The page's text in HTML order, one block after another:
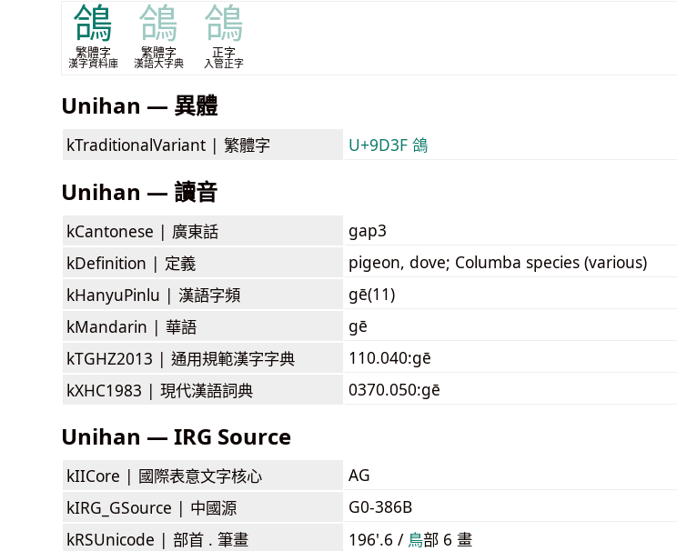
鴿
繁體字
漢字資料庫
鴿
繁體字
漢語大字典
鴿
正字
入管正字
Unihan — 異體
kTraditionalVariant | 繁體字 U+9D3F 鴿
Unihan — 讀音
kCantonese | 廣東話
gap3
kDefinition | 定義
pigeon, dove; Columba species (various)
kHanyuPinlu | 漢語字頻
gē(11)
kMandarin | 華語
gē
kTGHZ2013 | 通用規範漢字字典
110.040:gē
kXHC1983 | 現代漢語詞典 0370.050:gē
Unihan — IRG Source
kIICore | 國際表意文字核心
AG
kIRG_GSource | 中國源
G0-386B
kRSUnicode | 部首 . 筆畫 196'.6 / ⿃部 6 畫